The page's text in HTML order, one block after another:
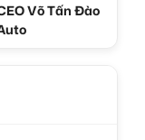
Võ Tấn Đào